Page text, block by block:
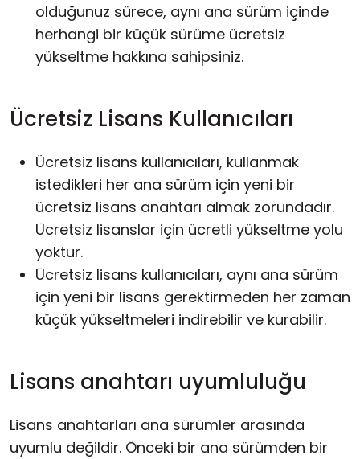
olduğunuz sürece, aynı ana sürüm içinde
herhangi bir küçük sürüme ücretsiz
yükseltme hakkına sahipsiniz.
Ücretsiz Lisans Kullanıcıları
Ücretsiz lisans kullanıcıları, kullanmak
istedikleri her ana sürüm için yeni bir
ücretsiz lisans anahtarı almak zorundadır.
Ücretsiz lisanslar için ücretli yükseltme yolu
yoktur.
Ücretsiz lisans kullanıcıları, aynı ana sürüm
için yeni bir lisans gerektirmeden her zaman
küçük yükseltmeleri indirebilir ve kurabilir.
Lisans anahtarı uyumluluğu
Lisans anahtarları ana sürümler arasında
uyumlu değildir. Önceki bir ana sürümden bir